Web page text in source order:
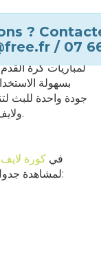
?
/ 07
لمباريات كرة
بسهولة
جودة واحدة للبث
بأسماء مثل kooralive، live koora، ولايف كورة.
في كورة
لمشاهدة جدول المباريات المحدث تلقائيًا. يعرض لك كل من: